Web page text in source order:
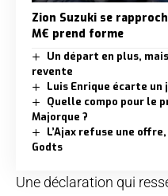
Zion Suzuki se
M€ prend forme
Un départ en plus,
revente
Luis Enrique écarte un
Quelle compo pour le
Majorque ?
L’Ajax refuse une
Godts
Une déclaration qui